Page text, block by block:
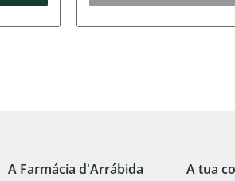
A Farmácia d'Arrábida A tua